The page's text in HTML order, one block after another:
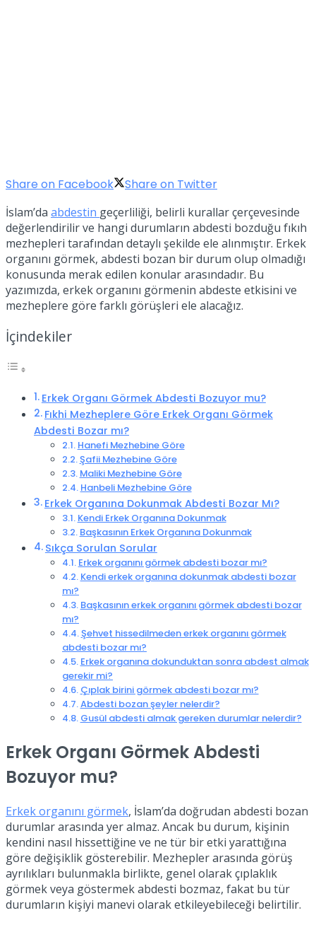
Share on Facebook Share on Twitter
İslam’da abdestin geçerliliği, belirli kurallar çerçevesinde
değerlendirilir ve hangi durumların abdesti bozduğu fıkıh
mezhepleri tarafından detaylı şekilde ele alınmıştır. Erkek
organını görmek, abdesti bozan bir durum olup olmadığı
konusunda merak edilen konular arasındadır. Bu
yazımızda, erkek organını görmenin abdeste etkisini ve
mezheplere göre farklı görüşleri ele alacağız.
İçindekiler
Erkek Organı Görmek Abdesti Bozuyor mu?
Fıkhi Mezheplere Göre Erkek Organı Görmek
Abdesti Bozar mı?
Hanefi Mezhebine Göre
Şafii Mezhebine Göre
Maliki Mezhebine Göre
Hanbeli Mezhebine Göre
Erkek Organına Dokunmak Abdesti Bozar Mı?
Kendi Erkek Organına Dokunmak
Başkasının Erkek Organına Dokunmak
Sıkça Sorulan Sorular
Erkek organını görmek abdesti bozar mı?
Kendi erkek organına dokunmak abdesti bozar
mı?
Başkasının erkek organını görmek abdesti bozar
mı?
Şehvet hissedilmeden erkek organını görmek
abdesti bozar mı?
Erkek organına dokunduktan sonra abdest almak
gerekir mi?
Çıplak birini görmek abdesti bozar mı?
Abdesti bozan şeyler nelerdir?
Gusül abdesti almak gereken durumlar nelerdir?
Erkek Organı Görmek Abdesti
Bozuyor mu?
Erkek organını görmek, İslam’da doğrudan abdesti bozan
durumlar arasında yer almaz. Ancak bu durum, kişinin
kendini nasıl hissettiğine ve ne tür bir etki yarattığına
göre değişiklik gösterebilir. Mezhepler arasında görüş
ayrılıkları bulunmakla birlikte, genel olarak çıplaklık
görmek veya göstermek abdesti bozmaz, fakat bu tür
durumların kişiyi manevi olarak etkileyebileceği belirtilir.